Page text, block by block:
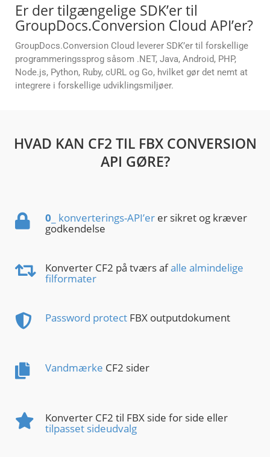
Er der tilgængelige SDK’er til
GroupDocs.Conversion Cloud API’er?
GroupDocs.Conversion Cloud leverer SDK’er til forskellige
programmeringssprog såsom .NET, Java, Android, PHP,
Node.js, Python, Ruby, cURL og Go, hvilket gør det nemt at
integrere i forskellige udviklingsmiljøer.
HVAD KAN CF2 TIL FBX CONVERSION
API GØRE?
0 _ konverterings-API’er er sikret og kræver
godkendelse
Konverter CF2 på tværs afalle almindelige
filformater
Password protect FBX outputdokument
Vandmærke CF2 sider
Konverter CF2 til FBX side for side eller
tilpasset sideudvalg